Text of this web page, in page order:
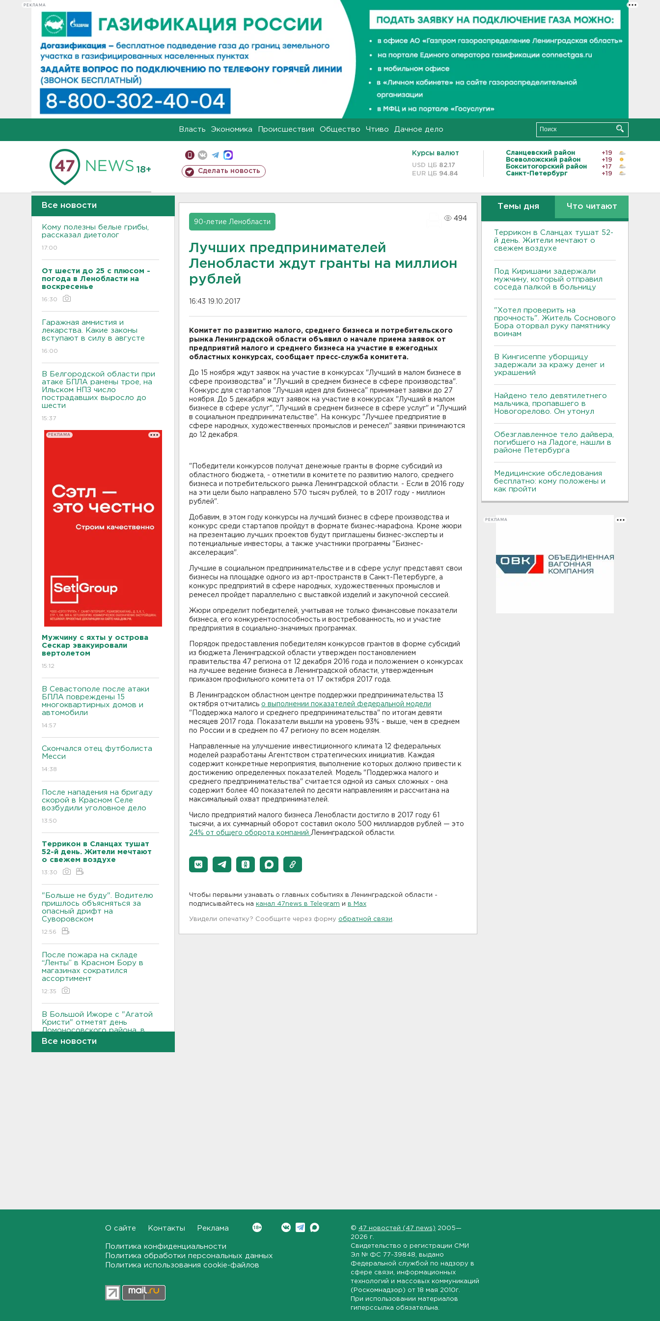
РЕКЛАМА
Власть Экономика Происшествия Общество Чтиво Дачное дело
18+ Сделать новость
Курсы валют
USD ЦБ 82.17
EUR ЦБ 94.84
Сланцевский район
+19
Всеволожский район
+19
Бокситогорский район
+17
Санкт-Петербург
+19
Все новости
Кому полезны белые грибы,
рассказал диетолог
17:00
От шести до 25 с плюсом -
погода в Ленобласти на
воскресенье
16:30
Гаражная амнистия и
лекарства. Какие законы
вступают в силу в августе
16:00
В Белгородской области при
атаке БПЛА ранены трое, на
Ильском НПЗ число
пострадавших выросло до
шести
15:37
РЕКЛАМА
Мужчину с яхты у острова
Сескар эвакуировали
вертолетом
15:12
В Севастополе после атаки
БПЛА повреждены 15
многоквартирных домов и
автомобили
14:57
Скончался отец футболиста
Месси
14:38
После нападения на бригаду
скорой в Красном Селе
возбудили уголовное дело
13:50
Террикон в Сланцах тушат
52-й день. Жители мечтают
о свежем воздухе
13:30
"Больше не буду". Водителю
пришлось объясняться за
опасный дрифт на
Суворовском
12:56
После пожара на складе
“Ленты” в Красном Бору в
магазинах сократился
ассортимент
12:35
В Большой Ижоре с "Агатой
Кристи" отметят день
Ломоносовского района, в
Рощино - день поселка
Ладожского озера у Назии
задержали за кражу денег и
Все новости
90-летие Ленобласти
494
Лучших предпринимателей
Ленобласти ждут гранты на миллион
рублей
16:43 19.10.2017
Комитет по развитию малого, среднего бизнеса и потребительского
рынка Ленинградской области объявил о начале приема заявок от
предприятий малого и среднего бизнеса на участие в ежегодных
областных конкурсах, сообщает пресс-служба комитета.
До 15 ноября ждут заявок на участие в конкурсах "Лучший в малом бизнесе в
сфере производства" и "Лучший в среднем бизнесе в сфере производства".
Конкурс для стартапов "Лучшая идея для бизнеса" принимает заявки до 27
ноября. До 5 декабря ждут заявок на участие в конкурсах "Лучший в малом
бизнесе в сфере услуг", "Лучший в среднем бизнесе в сфере услуг" и "Лучший
в социальном предпринимательстве". На конкурс "Лучшее предприятие в
сфере народных, художественных промыслов и ремесел" заявки принимаются
до 12 декабря.
"Победители конкурсов получат денежные гранты в форме субсидий из
областного бюджета, - отметили в комитете по развитию малого, среднего
бизнеса и потребительского рынка Ленинградской области. - Если в 2016 году
на эти цели было направлено 570 тысяч рублей, то в 2017 году - миллион
рублей".
Добавим, в этом году конкурсы на лучший бизнес в сфере производства и
конкурс среди стартапов пройдут в формате бизнес-марафона. Кроме жюри
на презентацию лучших проектов будут приглашены бизнес-эксперты и
потенциальные инвесторы, а также участники программы "Бизнес-
акселерация".
Лучшие в социальном предпринимательстве и в сфере услуг представят свои
бизнесы на площадке одного из арт-пространств в Санкт-Петербурге, а
конкурс предприятий в сфере народных, художественных промыслов и
ремесел пройдет параллельно с выставкой изделий и закупочной сессией.
Жюри определит победителей, учитывая не только финансовые показатели
бизнеса, его конкурентоспособность и востребованность, но и участие
предприятия в социально-значимых программах.
Порядок предоставления победителям конкурсов грантов в форме субсидий
из бюджета Ленинградской области утвержден постановлением
правительства 47 региона от 12 декабря 2016 года и положением о конкурсах
на лучшее ведение бизнеса в Ленинградской области, утвержденным
приказом профильного комитета от 17 октября 2017 года.
В Ленинградском областном центре поддержки предпринимательства 13
октября отчитались о выполнении показателей федеральной модели
"Поддержка малого и среднего предпринимательства" по итогам девяти
месяцев 2017 года. Показатели вышли на уровень 93% - выше, чем в среднем
по России и в среднем по 47 региону по всем моделям.
Направленные на улучшение инвестиционного климата 12 федеральных
моделей разработаны Агентством стратегических инициатив. Каждая
содержит конкретные мероприятия, выполнение которых должно привести к
достижению определенных показателей. Модель "Поддержка малого и
среднего предпринимательства" считается одной из самых сложных - она
содержит более 40 показателей по десяти направлениям и рассчитана на
максимальный охват предпринимателей.
Число предприятий малого бизнеса Ленобласти достигло в 2017 году 61
тысячи, а их суммарный оборот составил около 500 миллиардов рублей — это
24% от общего оборота компаний Ленинградской области.
Чтобы первыми узнавать о главных событиях в Ленинградской области -
подписывайтесь на канал 47news в Telegram и в Maх
Увидели опечатку? Сообщите через форму обратной связи
Темы дня Что читают
Террикон в Сланцах тушат 52-
й день. Жители мечтают о
свежем воздухе
Под Киришами задержали
мужчину, который отправил
соседа палкой в больницу
"Хотел проверить на
прочность". Житель Соснового
Бора оторвал руку памятнику
воинам
В Кингисеппе уборщицу
задержали за кражу денег и
украшений
Найдено тело девятилетнего
мальчика, пропавшего в
Новогорелово. Он утонул
Обезглавленное тело дайвера,
погибшего на Ладоге, нашли в
районе Петербурга
Медицинские обследования
бесплатно: кому положены и
как пройти
РЕКЛАМА
О сайте Контакты Реклама
Политика конфиденциальности
Политика обработки персональных данных
Политика использования cookie-файлов
© 47 новостей (47 news) 2005—
2026 г.
Свидетельство о регистрации СМИ
Эл № ФС 77-39848 , выдано
Федеральной службой по надзору в
сфере связи, информационных
технологий и массовых коммуникаций
(Роскомнадзор) от 18 мая 2010г.
При использовании материалов
гиперссылка обязательна.